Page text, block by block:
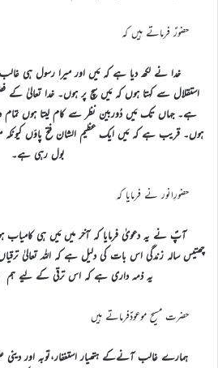
حضورؑ فرماتے ہیں کہ
خدا نے لکھ دیا ہے کہ مَیں اور میرا رسول ہی
استقلال سے کہتا ہوں کہ مَیں سچ پر ہوں۔ خدا تعالیٰ
ہے۔ جہاں تک مَیں دُوربین نظر سے کام لیتا ہوں تمام
ہوں۔ قریب ہے کہ مَیں ایک عظیم الشان فتح پاؤں کیونکہ
بول رہی ہے۔
حضورِانور نے فرمایا کہ
آپؑ نے یہ دعویٰ فرمایا کہ آخر میں مَیں ہی کامیاب
چھتیس سالہ زندگی اس بات کی دلیل ہے کہ اللہ تعالیٰ
یہ ذمہ داری ہے کہ اس ترقی کے لیے ہم
حضرت مسیح موعودؑفرماتے ہیں
ہمارے غالب آنےکے ہتھیار استغفار،توبہ اور دینی